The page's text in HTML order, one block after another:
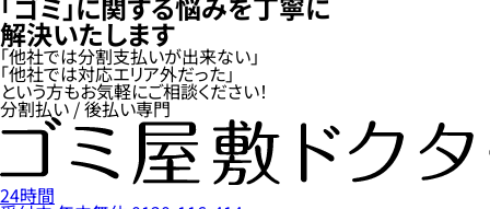
解決いたします
「他社では分割支払いが出来ない」
「他社では対応エリア外だった」
という方もお気軽にご相談ください！
分割払い / 後払い専門
24時間